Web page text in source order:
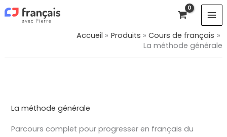
Aller
au
Accueil Produits
Cours de français
La méthode générale
La méthode générale
Parcours complet pour progresser en français du